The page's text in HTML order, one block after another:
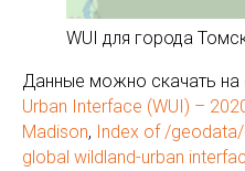
WUI для города
Данные можно скачать на
Urban Interface (WUI) –
Madison, Index of /
global wildland-urban